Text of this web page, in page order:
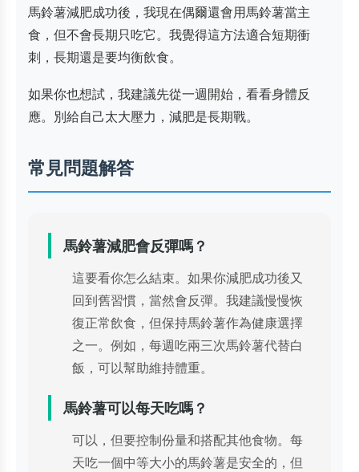
馬鈴薯減肥成功後，我現在偶爾還會用馬鈴薯當主
食，但不會長期只吃它。我覺得這方法適合短期衝
刺，長期還是要均衡飲食。
如果你也想試，我建議先從一週開始，看看身體反
應。別給自己太大壓力，減肥是長期戰。
常見問題解答
馬鈴薯減肥會反彈嗎？
這要看你怎么結束。如果你減肥成功後又
回到舊習慣，當然會反彈。我建議慢慢恢
復正常飲食，但保持馬鈴薯作為健康選擇
之一。例如，每週吃兩三次馬鈴薯代替白
飯，可以幫助維持體重。
馬鈴薯可以每天吃嗎？
可以，但要控制份量和搭配其他食物。每
天吃一個中等大小的馬鈴薯是安全的，但